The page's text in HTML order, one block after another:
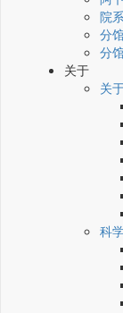
院
分
分
关于
关
科